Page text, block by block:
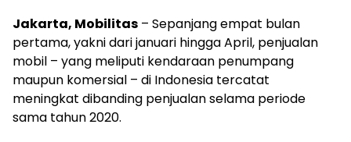
Jakarta, Mobilitas – Sepanjang empat bulan
pertama, yakni dari januari hingga April, penjualan
mobil – yang meliputi kendaraan penumpang
maupun komersial – di Indonesia tercatat
meningkat dibanding penjualan selama periode
sama tahun 2020.